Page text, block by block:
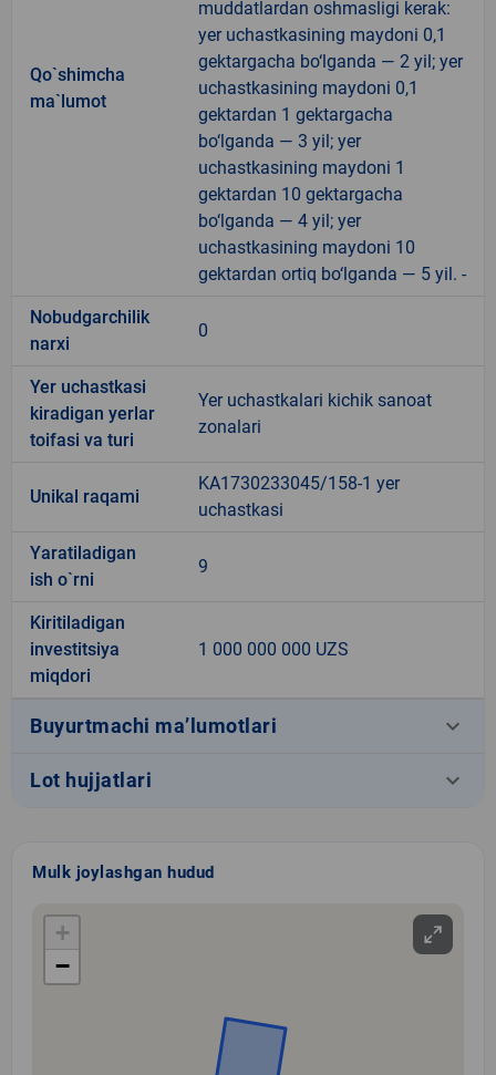
Qo`shimcha
ma`lumot
muddatlardan oshmasligi kerak:
yer uchastkasining maydoni 0,1
gektargacha bo‘lganda — 2 yil; yer
uchastkasining maydoni 0,1
gektardan 1 gektargacha
bo‘lganda — 3 yil; yer
uchastkasining maydoni 1
gektardan 10 gektargacha
bo‘lganda — 4 yil; yer
uchastkasining maydoni 10
gektardan ortiq bo‘lganda — 5 yil. -
Nobudgarchilik
narxi
0
Yer uchastkasi
kiradigan yerlar
toifasi va turi
Yer uchastkalari kichik sanoat
zonalari
Unikal raqami
KA1730233045/158-1 yer
uchastkasi
Yaratiladigan
ish o`rni
9
Kiritiladigan
investitsiya
miqdori
1 000 000 000 UZS
Buyurtmachi ma’lumotlari keyboard_arrow_down
Lot hujjatlari keyboard_arrow_down
Mulk joylashgan hudud
+
−